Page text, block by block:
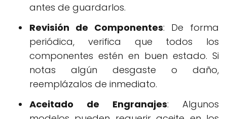
antes de guardarlos.
Revisión de Componentes: De forma
periódica, verifica que todos los
componentes estén en buen estado. Si
notas algún desgaste o daño,
reemplázalos de inmediato.
Aceitado de Engranajes: Algunos